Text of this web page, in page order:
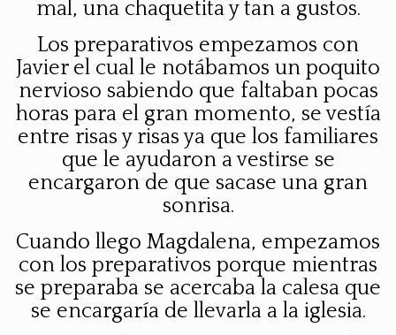
mal, una chaquetita y tan a gustos.
Los preparativos empezamos con
Javier el cual le notábamos un poquito
nervioso sabiendo que faltaban pocas
horas para el gran momento, se vestía
entre risas y risas ya que los familiares
que le ayudaron a vestirse se
encargaron de que sacase una gran
sonrisa.
Cuando llego Magdalena, empezamos
con los preparativos porque mientras
se preparaba se acercaba la calesa que
se encargaría de llevarla a la iglesia.